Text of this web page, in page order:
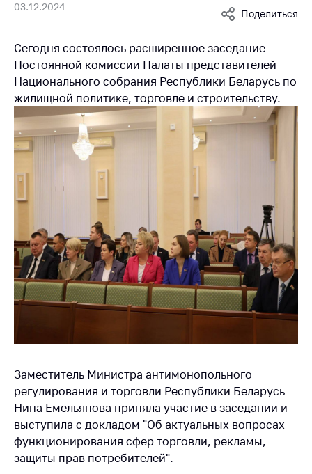
символы
5 лет МАРТ
Деятельность
Ценовая политика
Антимонопольное
регулирование и
конкуренция
Торговля и услуги
Регулирование и
контроль закупок
Защита прав
потребителей
Регулирование
сотрудничество
Применение мер
нетарифного
регулирования
Биржевая торговля
03.12.2024
Поделиться
Сегодня состоялось расширенное заседание
Постоянной комиссии Палаты представителей
Национального собрания Республики Беларусь по
жилищной политике, торговле и строительству.
Заместитель Министра антимонопольного
регулирования и торговли Республики Беларусь
Нина Емельянова приняла участие в заседании и
выступила с докладом "Об актуальных вопросах
функционирования сфер торговли, рекламы,
защиты прав потребителей".